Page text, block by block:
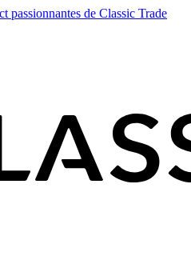
passionnantes de Classic Trade